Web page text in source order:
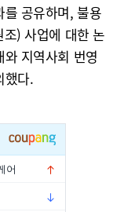
공유하며, 불용
) 사업에 대한 논
지역사회 번영
했다.